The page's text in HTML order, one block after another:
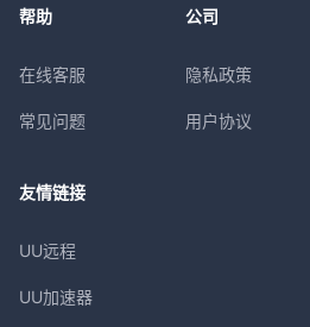
帮助
在线客服
常见问题
公司
隐私政策
用户协议
友情链接
UU远程
UU加速器